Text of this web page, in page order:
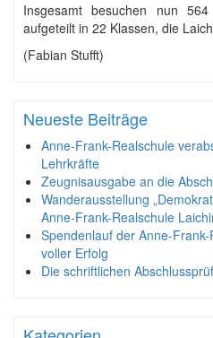
Insgesamt besuchen nun
aufgeteilt in 22 Klassen, die
(Fabian Stufft)
Neueste Beiträge
Anne-Frank-Realschule
Lehrkräfte
Zeugnisausgabe an die
Wanderausstellung
Anne-Frank-Realschule
Spendenlauf der Anne-
voller Erfolg
Die schriftlichen